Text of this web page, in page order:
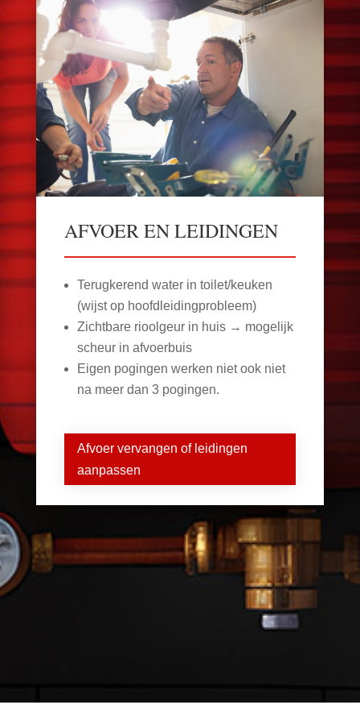
AFVOER EN LEIDINGEN
Terugkerend water in toilet/keuken
(wijst op hoofdleidingprobleem)
Zichtbare rioolgeur in huis → mogelijk
scheur in afvoerbuis
Eigen pogingen werken niet ook niet
na meer dan 3 pogingen.
Afvoer vervangen of leidingen
aanpassen